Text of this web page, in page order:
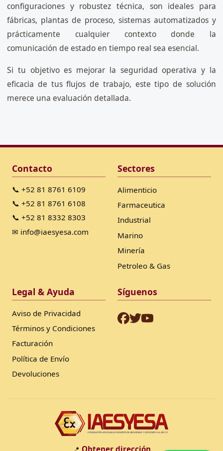
configuraciones y robustez técnica, son ideales para
fábricas, plantas de proceso, sistemas automatizados y
prácticamente cualquier contexto donde la
comunicación de estado en tiempo real sea esencial.
Si tu objetivo es mejorar la seguridad operativa y la
eficacia de tus flujos de trabajo, este tipo de solución
merece una evaluación detallada.
Contacto
📞 +52 81 8761 6109
📞 +52 81 8761 6108
📞 +52 81 8332 8303
✉ info@iaesyesa.com
Sectores
Alimenticio
Farmaceutica
Industrial
Marino
Minería
Petroleo & Gas
Legal & Ayuda
Aviso de Privacidad
Términos y Condiciones
Facturación
Política de Envío
Devoluciones
Síguenos
Obtener dirección